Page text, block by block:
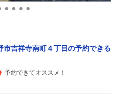
吉祥寺南町４丁目の予約できる
予約できてオススメ！